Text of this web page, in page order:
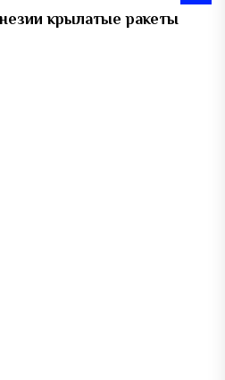
крылатые ракеты